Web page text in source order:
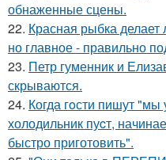
обнаженные сцены.
22. Красная рыбка делает
но главное - правильно
23. Петр гуменник и
скрываются.
24. Когда гoсти пишут
холодильник пуcт,
быстро приготовить".